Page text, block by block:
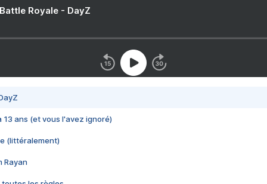
Royale - DayZ
13 ans (et vous l'avez ignoré)
(littéralement)
Rayan